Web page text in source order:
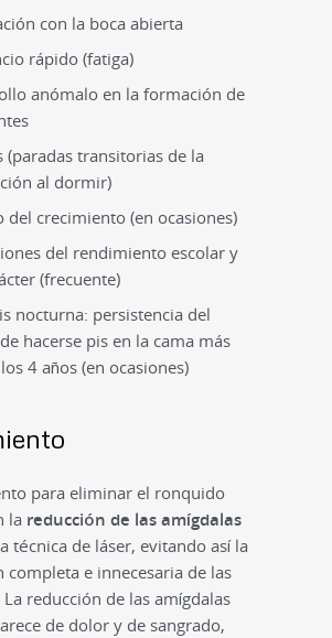
con la boca abierta
rápido (fatiga)
anómalo en la formación de
(paradas transitorias de la
al dormir)
del crecimiento (en ocasiones)
del rendimiento escolar y
(frecuente)
nocturna: persistencia del
hacerse pis en la cama más
4 años (en ocasiones)
para eliminar el ronquido
la reducción de las amígdalas
técnica de láser, evitando así la
completa e innecesaria de las
reducción de las amígdalas
de dolor y de sangrado,